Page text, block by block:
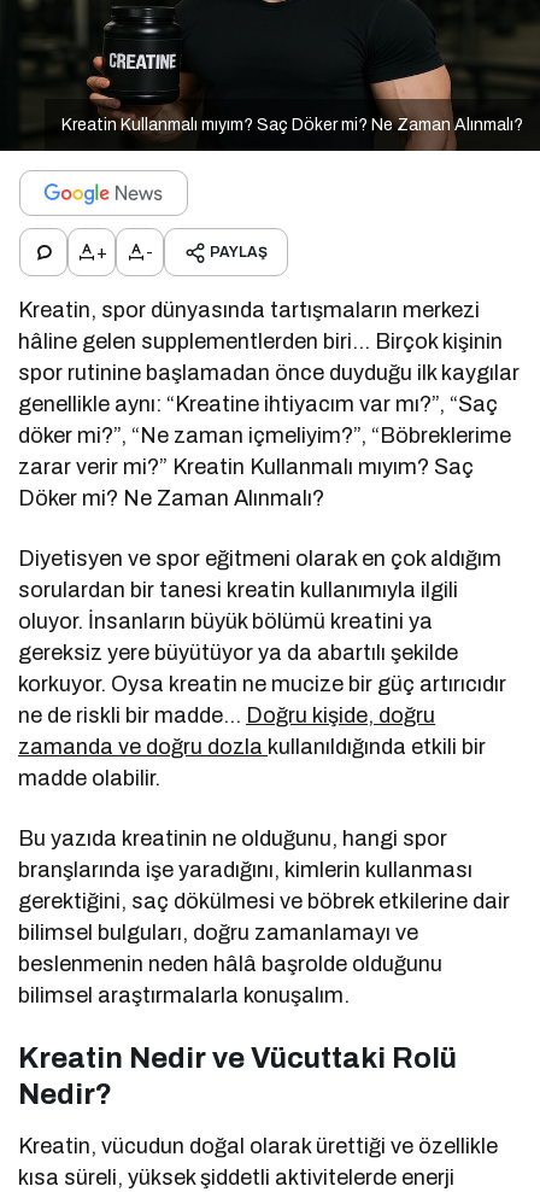
Kreatin Kullanmalı mıyım? Saç Döker mi? Ne Zaman Alınmalı?
+ - PAYLAŞ
Kreatin, spor dünyasında tartışmaların merkezi
hâline gelen supplementlerden biri… Birçok kişinin
spor rutinine başlamadan önce duyduğu ilk kaygılar
genellikle aynı: “Kreatine ihtiyacım var mı?”, “Saç
döker mi?”, “Ne zaman içmeliyim?”, “Böbreklerime
zarar verir mi?” Kreatin Kullanmalı mıyım? Saç
Döker mi? Ne Zaman Alınmalı?
Diyetisyen ve spor eğitmeni olarak en çok aldığım
sorulardan bir tanesi kreatin kullanımıyla ilgili
oluyor. İnsanların büyük bölümü kreatini ya
gereksiz yere büyütüyor ya da abartılı şekilde
korkuyor. Oysa kreatin ne mucize bir güç artırıcıdır
ne de riskli bir madde… Doğru kişide, doğru
zamanda ve doğru dozla kullanıldığında etkili bir
madde olabilir.
Bu yazıda kreatinin ne olduğunu, hangi spor
branşlarında işe yaradığını, kimlerin kullanması
gerektiğini, saç dökülmesi ve böbrek etkilerine dair
bilimsel bulguları, doğru zamanlamayı ve
beslenmenin neden hâlâ başrolde olduğunu
bilimsel araştırmalarla konuşalım.
Kreatin Nedir ve Vücuttaki Rolü
Nedir?
Kreatin, vücudun doğal olarak ürettiği ve özellikle
kısa süreli, yüksek şiddetli aktivitelerde enerji